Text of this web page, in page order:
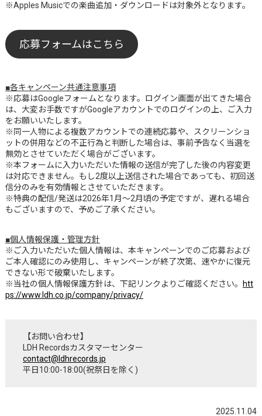
※Apples Musicでの楽曲追加・ダウンロードは対象外となります。
応募フォームはこちら
■各キャンペーン共通注意事項
※応募はGoogleフォームとなります。ログイン画面が出てきた場合
は、大変お手数ですがGoogleアカウントでのログインの上、ご入力
をお願いいたします。
※同一人物による複数アカウントでの連続応募や、スクリーンショ
ットの併用などの不正行為と判断した場合は、事前予告なく当選を
無効とさせていただく場合がございます。
※本フォームに入力いただいた情報の送信が完了した後の内容変更
は対応できません。もし2度以上送信された場合であっても、初回送
信分のみを有効情報とさせていただきます。
※特典の配信/発送は2026年1月～2月頃の予定ですが、遅れる場合
もございますので、予めご了承ください。
■個人情報保護・管理方針
※ご入力いただいた個人情報は、本キャンペーンでのご応募および
ご本人確認にのみ使用し、キャンペーンが終了次第、速やかに復元
できない形で破棄いたします。
※当社の個人情報保護方針は、下記リンクよりご確認ください。
htt
ps://www.ldh.co.jp/company/privacy/
【お問い合わせ】
LDH Recordsカスタマーセンター
contact@ldhrecords.jp
平日10:00-18:00(祝祭日を除く)
2025.11.04